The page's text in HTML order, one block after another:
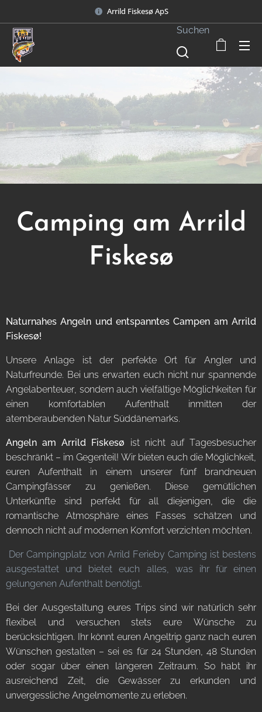
Arrild Fiskesø ApS
Suchen
Camping am Arrild
Fiskesø
Naturnahes Angeln und entspanntes Campen am Arrild
Fiskesø!
Unsere Anlage ist der perfekte Ort für Angler und
Naturfreunde. Bei uns erwarten euch nicht nur spannende
Angelabenteuer, sondern auch vielfältige Möglichkeiten für
einen komfortablen Aufenthalt inmitten der
atemberaubenden Natur Süddänemarks.
Angeln amArrild Fiskesø ist nicht auf Tagesbesucher
beschränkt – im Gegenteil! Wir bieten euch die Möglichkeit,
euren Aufenthalt in einem unserer fünf brandneuen
Campingfässer zu genießen. Diese gemütlichen
Unterkünfte sind perfekt für all diejenigen, die die
romantische Atmosphäre eines Fasses schätzen und
dennoch nicht auf modernen Komfort verzichten möchten.
Der Campingplatz von Arrild Ferieby Camping ist bestens
ausgestattet und bietet euch alles, was ihr für einen
gelungenen Aufenthalt benötigt.
Bei der Ausgestaltung eures Trips sind wir natürlich sehr
flexibel und versuchen stets eure Wünsche zu
berücksichtigen. Ihr könnt euren Angeltrip ganz nach euren
Wünschen gestalten – sei es für 24 Stunden, 48 Stunden
oder sogar über einen längeren Zeitraum. So habt ihr
ausreichend Zeit, die Gewässer zu erkunden und
unvergessliche Angelmomente zu erleben.